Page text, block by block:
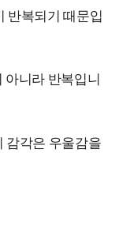
반복되기 때문입
아니라 반복입니
감각은 우울감을